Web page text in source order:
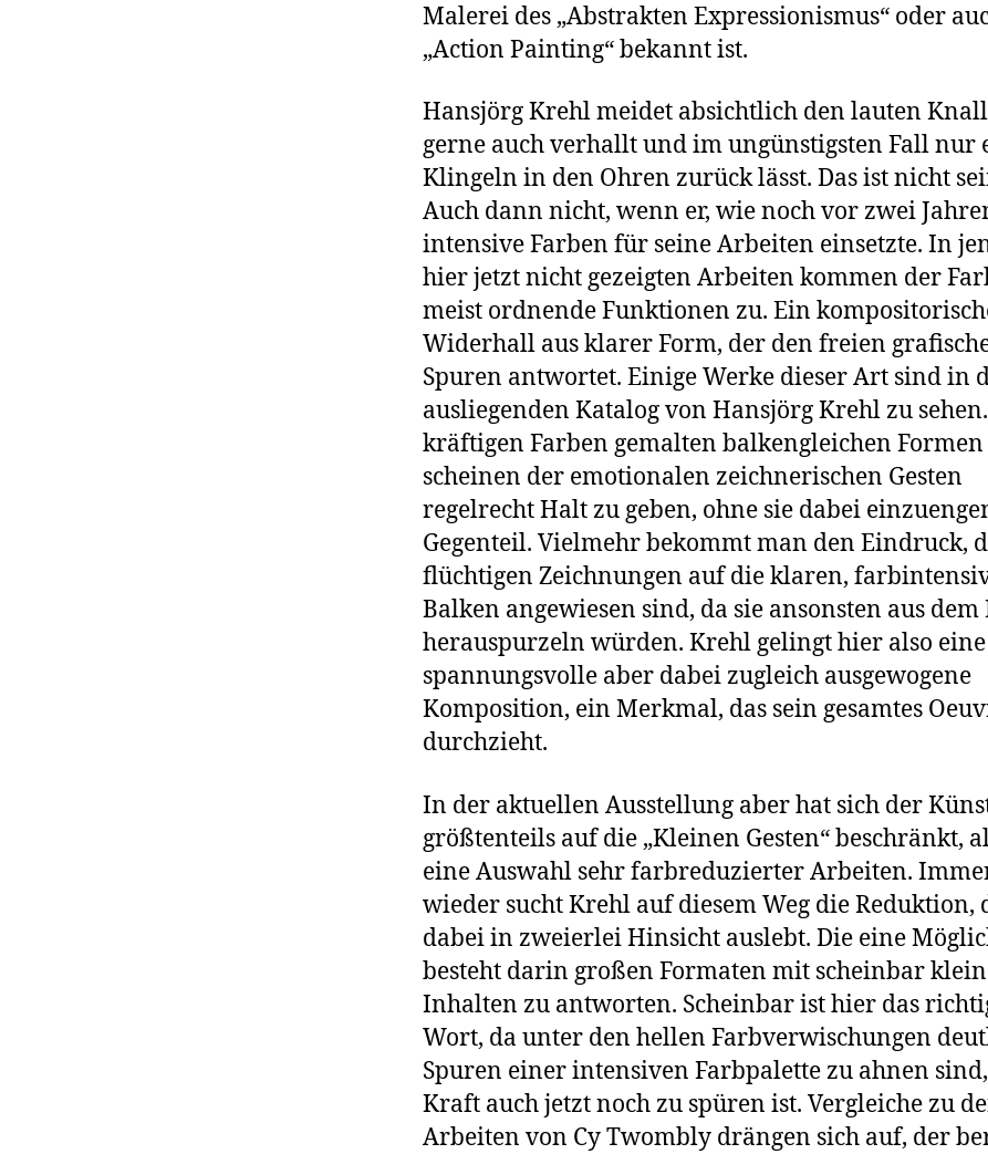
Malerei des „Abstrakten Expressionismus“ oder
„Action Painting“ bekannt ist.
Hansjörg Krehl meidet absichtlich den lauten
gerne auch verhallt und im ungünstigsten Fall nur
Klingeln in den Ohren zurück lässt. Das ist nicht
Auch dann nicht, wenn er, wie noch vor zwei
intensive Farben für seine Arbeiten einsetzte. In
hier jetzt nicht gezeigten Arbeiten kommen der
meist ordnende Funktionen zu. Ein
Widerhall aus klarer Form, der den freien
Spuren antwortet. Einige Werke dieser Art sind in
ausliegenden Katalog von Hansjörg Krehl zu
kräftigen Farben gemalten balkengleichen Formen
scheinen der emotionalen zeichnerischen Gesten
regelrecht Halt zu geben, ohne sie dabei
Gegenteil. Vielmehr bekommt man den Eindruck,
flüchtigen Zeichnungen auf die klaren,
Balken angewiesen sind, da sie ansonsten aus
herauspurzeln würden. Krehl gelingt hier also eine
spannungsvolle aber dabei zugleich ausgewogene
Komposition, ein Merkmal, das sein gesamtes
durchzieht.
In der aktuellen Ausstellung aber hat sich der
größtenteils auf die „Kleinen Gesten“ beschränkt,
eine Auswahl sehr farbreduzierter Arbeiten.
wieder sucht Krehl auf diesem Weg die Reduktion,
dabei in zweierlei Hinsicht auslebt. Die eine
besteht darin großen Formaten mit scheinbar
Inhalten zu antworten. Scheinbar ist hier das
Wort, da unter den hellen Farbverwischungen
Spuren einer intensiven Farbpalette zu ahnen
Kraft auch jetzt noch zu spüren ist. Vergleiche zu
Arbeiten von Cy Twombly drängen sich auf, der